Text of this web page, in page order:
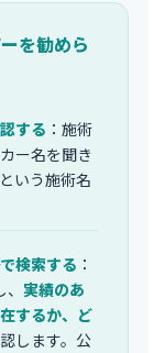
を勧めら
する ：施術
ー名を聞き
いう施術名
検索する ：
、実績のあ
するか、ど
します。公